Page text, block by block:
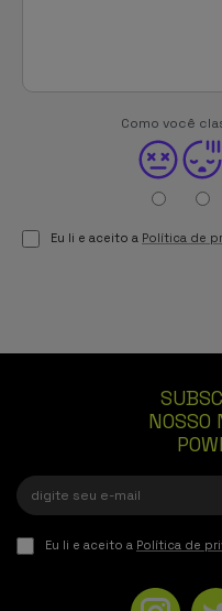
Como você
Eu li e aceito a Política de
NOSSO
Eu li e aceito a Política de